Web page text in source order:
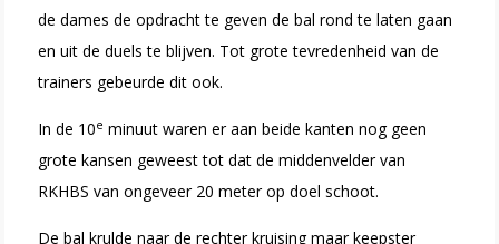
de dames de opdracht te geven de bal rond te laten gaan
en uit de duels te blijven. Tot grotetevredenheid van de
trainers gebeurde dit ook.
In de 10e minuut waren er aan beide kanten nog geen
grote kansen geweest tot dat de middenvelder van
RKHBS van ongeveer 20 meter op doel schoot.
De bal krulde naar de rechter kruising maar keepster